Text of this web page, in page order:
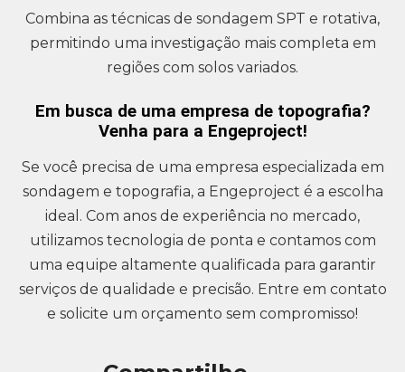
Combina as técnicas de sondagem SPT e rotativa,
permitindo uma investigação mais completa em
regiões com solos variados.
Em busca de uma empresa de topografia?
Venha para a Engeproject!
Se você precisa de uma empresa especializada em
sondagem e topografia, a Engeproject é a escolha
ideal. Com anos de experiência no mercado,
utilizamos tecnologia de ponta e contamos com
uma equipe altamente qualificada para garantir
serviços de qualidade e precisão. Entre em contato
e solicite um orçamento sem compromisso!